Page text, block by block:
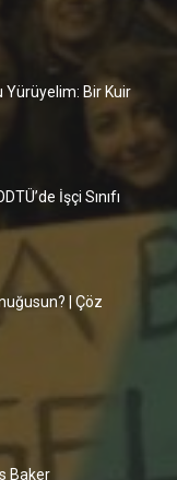
Yürüyelim: Bir Kuir
İşçi Sınıfı
| Çöz
Baker